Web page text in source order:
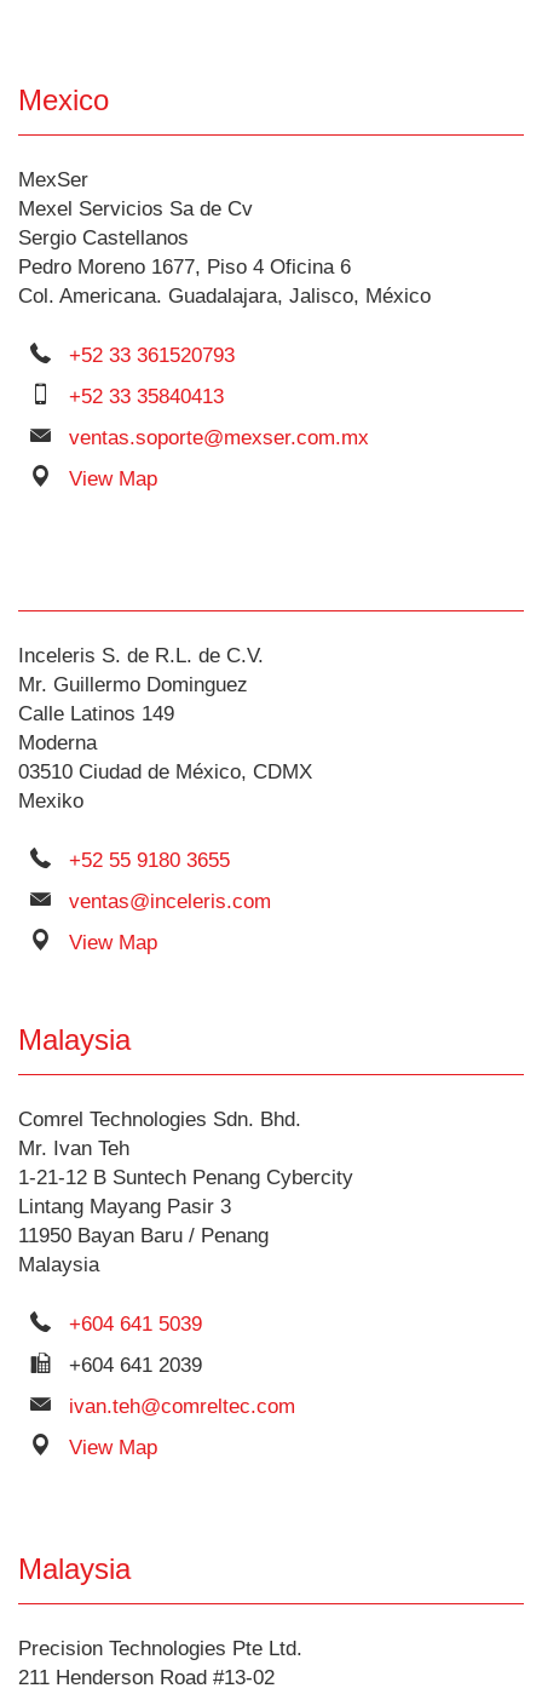
Mexico
MexSer
Mexel Servicios Sa de Cv
Sergio Castellanos
Pedro Moreno 1677, Piso 4 Oficina 6
Col. Americana. Guadalajara, Jalisco, México
+52 33 361520793
+52 33 35840413
ventas.soporte@mexser.com.mx
View Map
Inceleris S. de R.L. de C.V.
Mr. Guillermo Dominguez
Calle Latinos 149
Moderna
03510 Ciudad de México, CDMX
Mexiko
+52 55 9180 3655
ventas@inceleris.com
View Map
Malaysia
Comrel Technologies Sdn. Bhd.
Mr. Ivan Teh
1-21-12 B Suntech Penang Cybercity
Lintang Mayang Pasir 3
11950 Bayan Baru / Penang
Malaysia
+604 641 5039
+604 641 2039
ivan.teh@comreltec.com
View Map
Malaysia
Precision Technologies Pte Ltd.
211 Henderson Road #13-02